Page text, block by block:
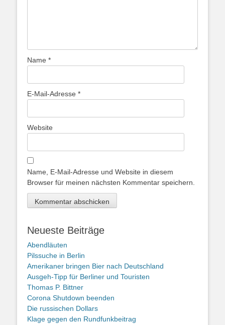
Name *
E-Mail-Adresse *
Website
Name, E-Mail-Adresse und Website in diesem
Browser für meinen nächsten Kommentar speichern.
Neueste Beiträge
Abendläuten
Pilssuche in Berlin
Amerikaner bringen Bier nach Deutschland
Ausgeh-Tipp für Berliner und Touristen
Thomas P. Bittner
Corona Shutdown beenden
Die russischen Dollars
Klage gegen den Rundfunkbeitrag